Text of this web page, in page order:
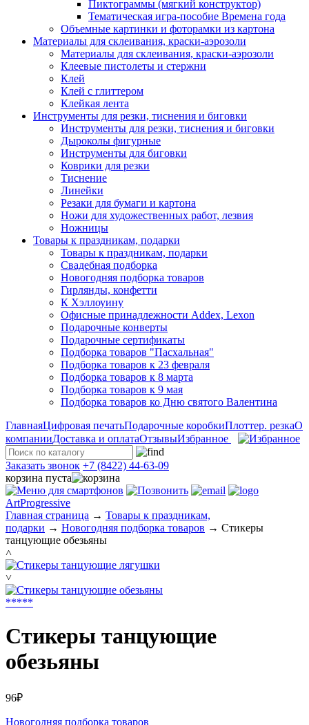
Пиктограммы (мягкий конструктор)
Тематическая игра-пособие Времена года
Объемные картинки и фоторамки из картона
Материалы для склеивания, краски-аэрозоли
Материалы для склеивания, краски-аэрозоли
Клеевые пистолеты и стержни
Клей
Клей с глиттером
Клейкая лента
Инструменты для резки, тиснения и биговки
Инструменты для резки, тиснения и биговки
Дыроколы фигурные
Инструменты для биговки
Коврики для резки
Тиснение
Линейки
Резаки для бумаги и картона
Ножи для художественных работ, лезвия
Ножницы
Товары к праздникам, подарки
Товары к праздникам, подарки
Свадебная подборка
Новогодняя подборка товаров
Гирлянды, конфетти
К Хэллоуину
Офисные принадлежности Addex, Lexon
Подарочные конверты
Подарочные сертификаты
Подборка товаров "Пасхальная"
Подборка товаров к 23 февраля
Подборка товаров к 8 марта
Подборка товаров к 9 мая
Подборка товаров ко Дню святого Валентина
ГлавнаяЦифровая печатьПодарочные коробкиПлоттер. резкаО
компанииДоставка и оплатаОтзывыИзбранное
Заказать звонок +7 (8422) 44-63-09
корзина пуста
ArtProgressive
Главная страница → Товары к праздникам,
подарки → Новогодняя подборка товаров → Стикеры
танцующие обезьяны
˄
˅
*****
Стикеры танцующие
обезьяны
96₽
Новогодняя подборка товаров